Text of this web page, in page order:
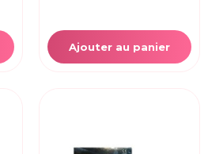
Ajouter au panier